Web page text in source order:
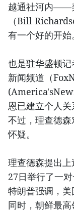
越通社河内——
（Bill
有一个好的开始。
也是驻华盛顿
新闻频道（
恩已建立个人关
不过，理查德
怀疑。
理查德森提出
27日举行了一
特朗普强调，
同时，朝鲜最